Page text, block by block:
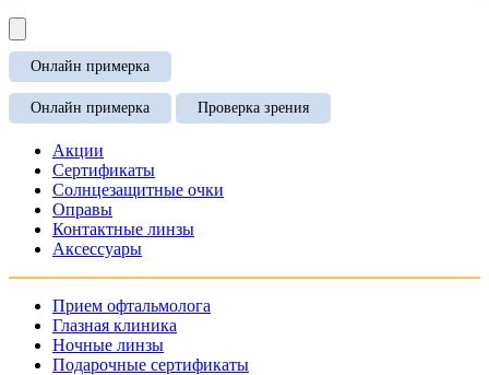
Онлайн примерка
Онлайн примерка Проверка зрения
Акции
Сертификаты
Солнцезащитные очки
Оправы
Контактные линзы
Аксессуары
Прием офтальмолога
Глазная клиника
Ночные линзы
Подарочные сертификаты